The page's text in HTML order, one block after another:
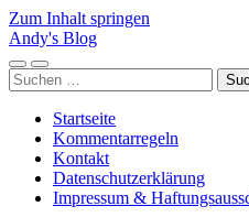
Zum Inhalt springen
Andy's Blog
Mobile-
Menü
Suchfeld
ein-/ausblenden
Suchen
nach:
Startseite
Kommentarregeln
Kontakt
Datenschutzerklärung
Impressum &